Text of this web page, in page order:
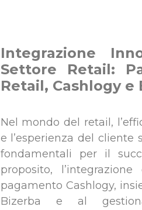
Integrazione
Settore Retail:
Retail, Cashlogy e
Nel mondo del retail,
e l’esperienza del cliente
fondamentali per il
proposito,
pagamento Cashlogy,
Bizerba e al